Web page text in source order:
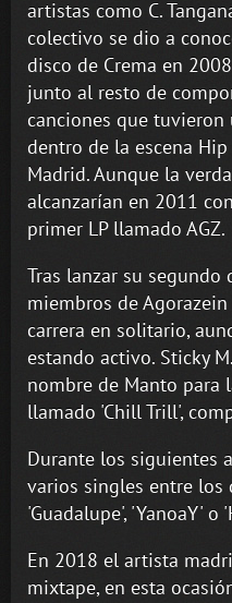
artistas como C.
colectivo se dio a
disco de Crema en
junto al resto de
canciones que tuvieron
dentro de la escena
Madrid. Aunque la
alcanzarían en 2011
primer LP llamado AGZ.
Tras lanzar su
miembros de
carrera en solitario,
estando activo. Sticky
nombre de Manto para
llamado 'Chill Trill',
Durante los siguientes
varios singles entre los
'Guadalupe', 'YanoaY'
En 2018 el artista
mixtape, en esta